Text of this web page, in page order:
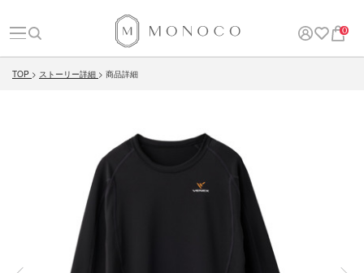
0
TOP ストーリー詳細 商品詳細